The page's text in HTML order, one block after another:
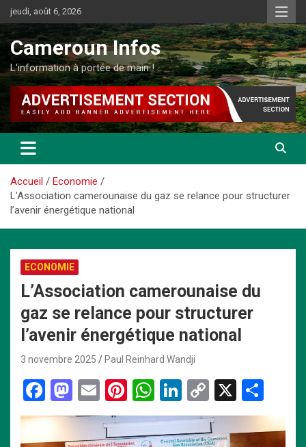
Aller
au
contenu
jeudi, août 6, 2026
Cameroun Infos
L'information à portée de main !
Accueil
Economie
L’Association camerounaise du gaz se relance pour structurer
l’avenir énergétique national
ECONOMIE
L’Association camerounaise du
gaz se relance pour structurer
l’avenir énergétique national
3 novembre 2025 Paul Reinhard Wandji
F
a
ce
M
a
st
E
m
ail
Pi
nt
er
W
h
at
Li
n
ke
C
o
py
X
ar
ta